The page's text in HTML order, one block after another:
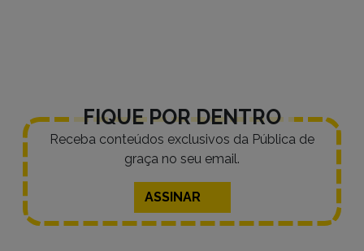
FIQUE POR DENTRO
Receba conteúdos exclusivos da Pública de
graça no seu email.
ASSINAR